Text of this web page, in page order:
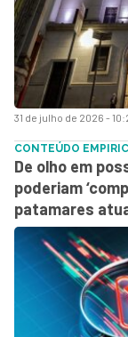
31 de julho de 2026 -
CONTEÚDO
De olho em
poderiam
patamares